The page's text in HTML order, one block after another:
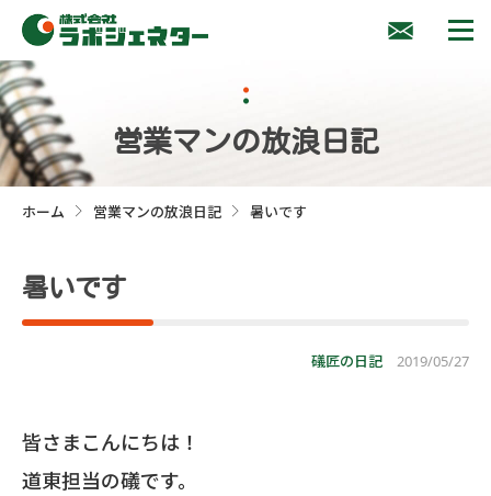
営業マンの放浪日記
ホーム >営業マンの放浪日記 >暑いです
暑いです
礒匠の日記 2019/05/27
皆さまこんにちは！
道東担当の礒です。